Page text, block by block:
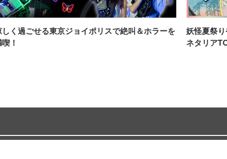
く過ごせる東京ジョイポリスで絶叫＆ホラーを
！
妖怪夏祭
ネタリア